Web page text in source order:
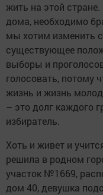
жить на этой
дома, необходимо
мы хотим изменить
существующее
выборы и
голосовать, потому
жизнь и жизнь
– это долг каждого
избиратель.
Хоть и живет и
решила в родном
участок №1669,
дом 40, девушка